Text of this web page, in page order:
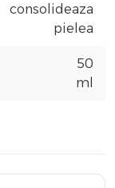
consolideaza
pielea
50
ml